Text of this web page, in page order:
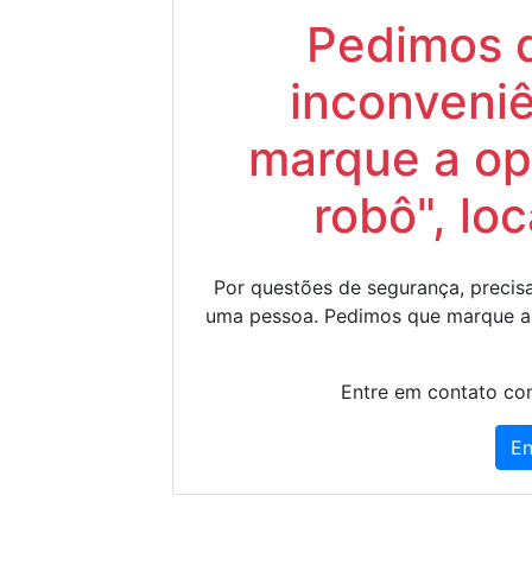
Pedimos
marque a
robô",
Por questões de segurança,
uma pessoa. Pedimos que marque
Entre em contato